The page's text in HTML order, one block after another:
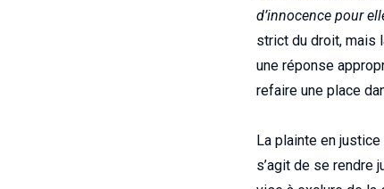
d’innocence pour
strict du droit, mais
une réponse
refaire une place
La plainte en
s’agit de se rendre